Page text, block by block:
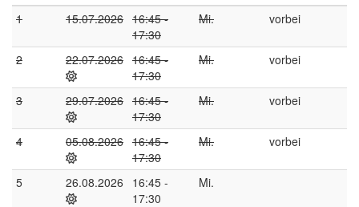
1
15.07.2026 16:45 -
17:30
Mi. vorbei
2 22.07.2026 16:45 -
17:30
Mi. vorbei
3 29.07.2026 16:45 -
17:30
Mi. vorbei
4 05.08.2026 16:45 -
17:30
Mi. vorbei
5 26.08.2026
16:45 -
17:30
Mi.